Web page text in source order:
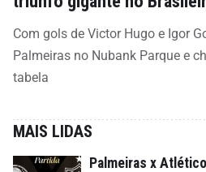
Com gols de Victor Hugo e Igor
Palmeiras no Nubank Parque e
tabela
MAIS LIDAS
Palmeiras x